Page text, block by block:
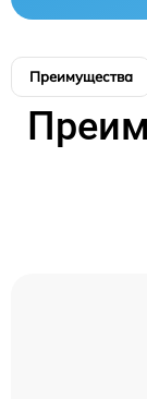
Преимущества